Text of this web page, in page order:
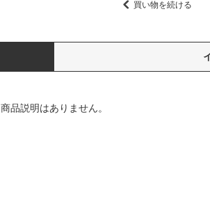
買い物を続ける
商品説明はありません。